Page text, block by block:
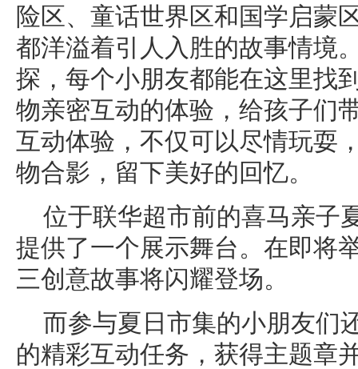
险区、童话世界区和国学启蒙
都洋溢着引人入胜的故事情境
探，每个小朋友都能在这里找
物亲密互动的体验，给孩子们
互动体验，不仅可以尽情玩耍
物合影，留下美好的回忆。
位于联华超市前的喜马亲子
提供了一个展示舞台。在即将
三创意故事将闪耀登场。
而参与夏日市集的小朋友们
的精彩互动任务，获得主题章